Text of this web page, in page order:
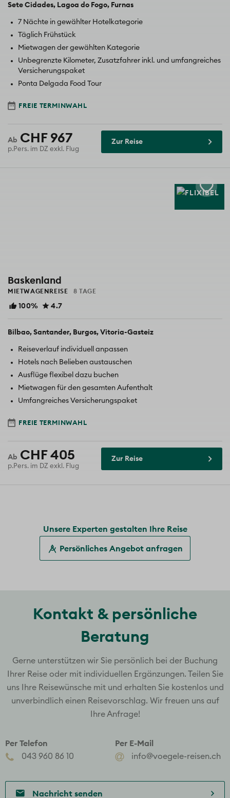
Sete Cidades Lagoa do Fogo Furnas
7 Nächte in gewählter Hotelkategorie
Täglich Frühstück
Mietwagen der gewählten Kategorie
Unbegrenzte Kilometer, Zusatzfahrer inkl. und umfangreiches
Versicherungspaket
Ponta Delgada Food Tour
FREIE TERMINWAHL
CHF 967
p.Pers. im DZ exkl. Flug
Zur Reise
Baskenland
MIETWAGENREISE 8 TAGE
100% 4.7
Bilbao Santander Burgos Vitoria-Gasteiz
Reiseverlauf individuell anpassen
Hotels nach Belieben austauschen
Ausflüge flexibel dazu buchen
Mietwagen für den gesamten Aufenthalt
Umfangreiches Versicherungspaket
FREIE TERMINWAHL
CHF 405
p.Pers. im DZ exkl. Flug
Zur Reise
Unsere Experten gestalten Ihre Reise
Persönliches Angebot anfragen
Kontakt & persönliche
Beratung
Gerne unterstützen wir Sie persönlich bei der Buchung
Ihrer Reise oder mit individuellen Ergänzungen. Teilen Sie
uns Ihre Reisewünsche mit und erhalten Sie kostenlos und
unverbindlich einen Reisevorschlag. Wir freuen uns auf
Ihre Anfrage!
Per Telefon
043 960 86 10
Per E-Mail
info@voegele-reisen.ch
Nachricht senden